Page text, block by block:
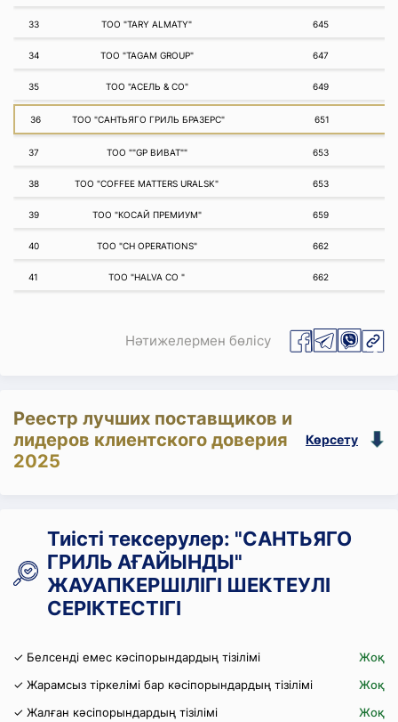
33 ТОО "TARY ALMATY" 645
34 ТОО "TAGAM GROUP" 647
35 ТОО "АСЕЛЬ & CO" 649
36 ТОО "САНТЬЯГО ГРИЛЬ БРАЗЕРС" 651
37 ТОО ""GP ВИВАТ"" 653
38 ТОО "COFFEE MATTERS URALSK" 653
39 ТОО "КОСАЙ ПРЕМИУМ" 659
40 ТОО "CH OPERATIONS" 662
41 ТОО "HALVA CO " 662
Нәтижелермен бөлісу
Реестр лучших поставщиков и
лидеров клиентского доверия
2025
Көрсету
Тиісті тексерулер: "САНТЬЯГО
ГРИЛЬ АҒАЙЫНДЫ"
ЖАУАПКЕРШІЛІГІ ШЕКТЕУЛІ
СЕРІКТЕСТІГІ
✓ Белсенді емес кәсіпорындардың тізілімі
Жоқ
✓ Жарамсыз тіркелімі бар кәсіпорындардың тізілімі
Жоқ
✓ Жалған кәсіпорындардың тізілімі
Жоқ